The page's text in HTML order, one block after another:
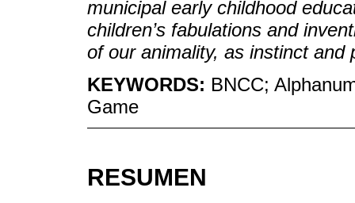
municipal early childhood
children’s fabulations and
of our animality, as instinct and
KEYWORDS: BNCC;
Game
RESUMEN